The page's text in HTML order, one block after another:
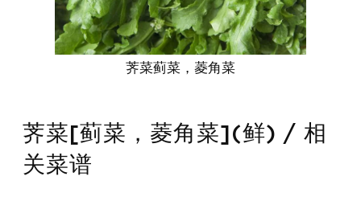
荠菜蓟菜，菱角菜
荠菜[蓟菜，菱角菜](鲜) / 相
关菜谱